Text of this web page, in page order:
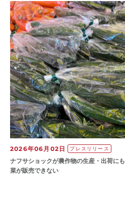
2026年06月02日 プレスリリース
ナフサショックが農作物の⽣産・出荷に
菜が販売できない